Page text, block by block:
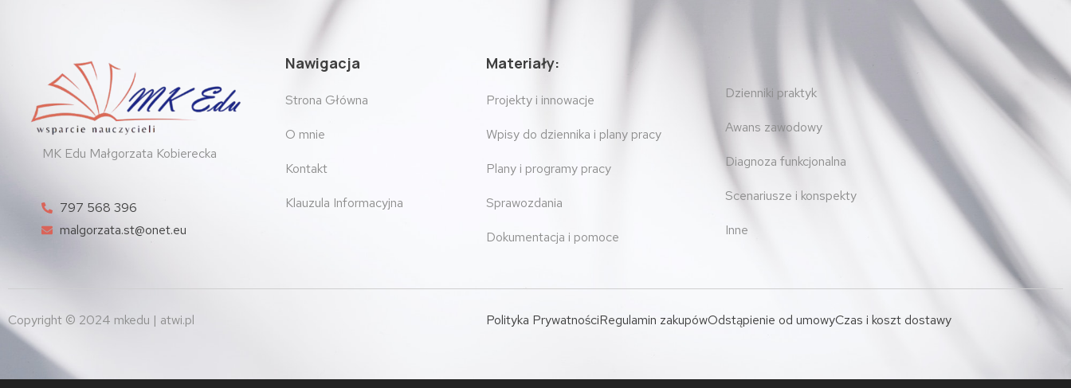
MK Edu Małgorzata Kobierecka
797 568 396
malgorzata.st@onet.eu
Nawigacja
Strona Główna
O mnie
Kontakt
Klauzula Informacyjna
Materiały:
Projekty i innowacje
Wpisy do dziennika i plany pracy
Plany i programy pracy
Sprawozdania
Dokumentacja i pomoce
Dzienniki praktyk
Awans zawodowy
Diagnoza funkcjonalna
Scenariusze i konspekty
Inne
Copyright © 2024 mkedu | atwi.pl Polityka PrywatnościRegulamin zakupówOdstąpienie od umowyCzas i koszt dostawy